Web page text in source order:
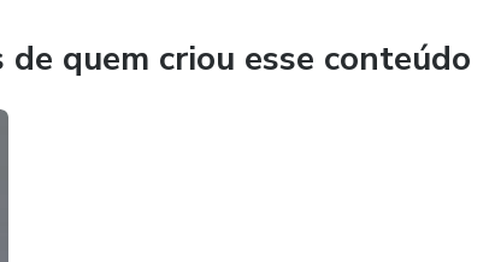
quem criou esse conteúdo